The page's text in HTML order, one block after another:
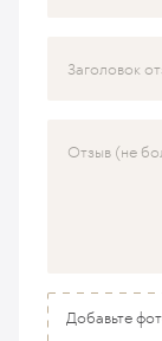
Заголовок
Отзыв (не
Добавьте